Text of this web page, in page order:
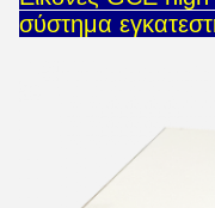
σύστημα